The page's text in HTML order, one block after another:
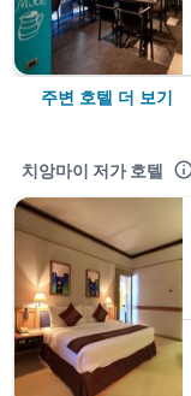
주변 호텔 더 보기
치앙마이 저가 호텔